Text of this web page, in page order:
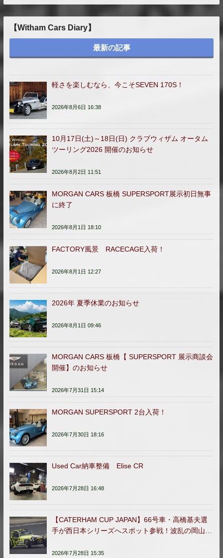
【Witham Cars Diary】
最新の記事
軽さを楽しむなら、今こそSEVEN 170S！
2026年8月6日 16:38
10月17日(土)～18日(日) クラブウィザム オータム
ツーリング2026 開催のお知らせ
2026年8月2日 11:51
MORGAN CARS 板橋 SUPERSPORT展示初日無事
に終了
2026年8月1日 18:10
FACTORY風景 RACECAGE入荷！
2026年8月1日 12:27
2026年 夏季休業のお知らせ
2026年8月1日 09:46
MORGAN CARS 板橋【 SUPERSPORT 展示商談会
開催】のお知らせ
2026年7月31日 15:14
MORGAN SUPERSPORT 2台入荷！
2026年7月30日 18:16
Used Car納車整備 Elise CR
2026年7月28日 16:48
【CATERHAM CUP JAPAN】66号車・高橋基夫選
手が西日本シリーズへスポット参戦！波乱の岡山ラ
2026年7月28日 15:35